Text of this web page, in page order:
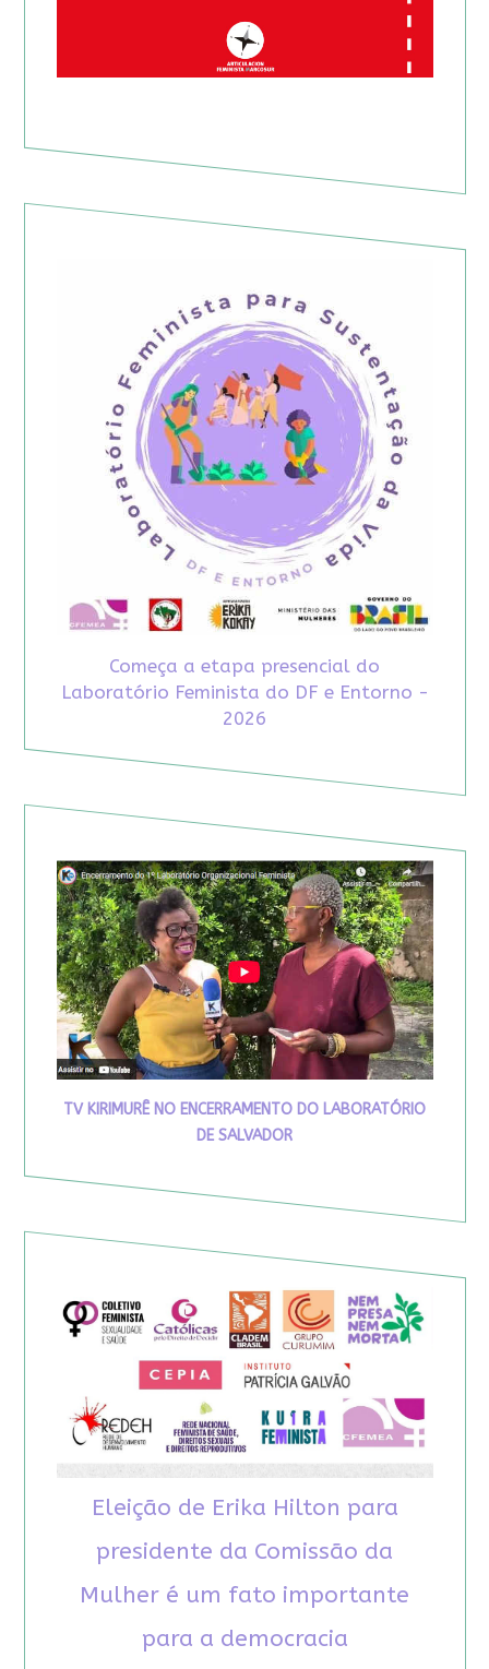
Começa a etapa presencial do
Laboratório Feminista do DF e Entorno -
2026
TV KIRIMURÊ NO ENCERRAMENTO DO LABORATÓRIO
DE SALVADOR
Eleição de Erika Hilton para
presidente da Comissão da
Mulher é um fato importante
para a democracia